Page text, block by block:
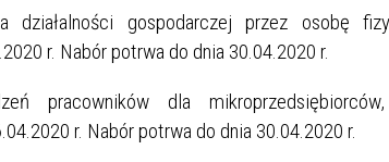
działalności gospodarczej przez osobę
r. Nabór potrwa do dnia 30.04.2020 r.
pracowników dla
r. Nabór potrwa do dnia 30.04.2020 r.